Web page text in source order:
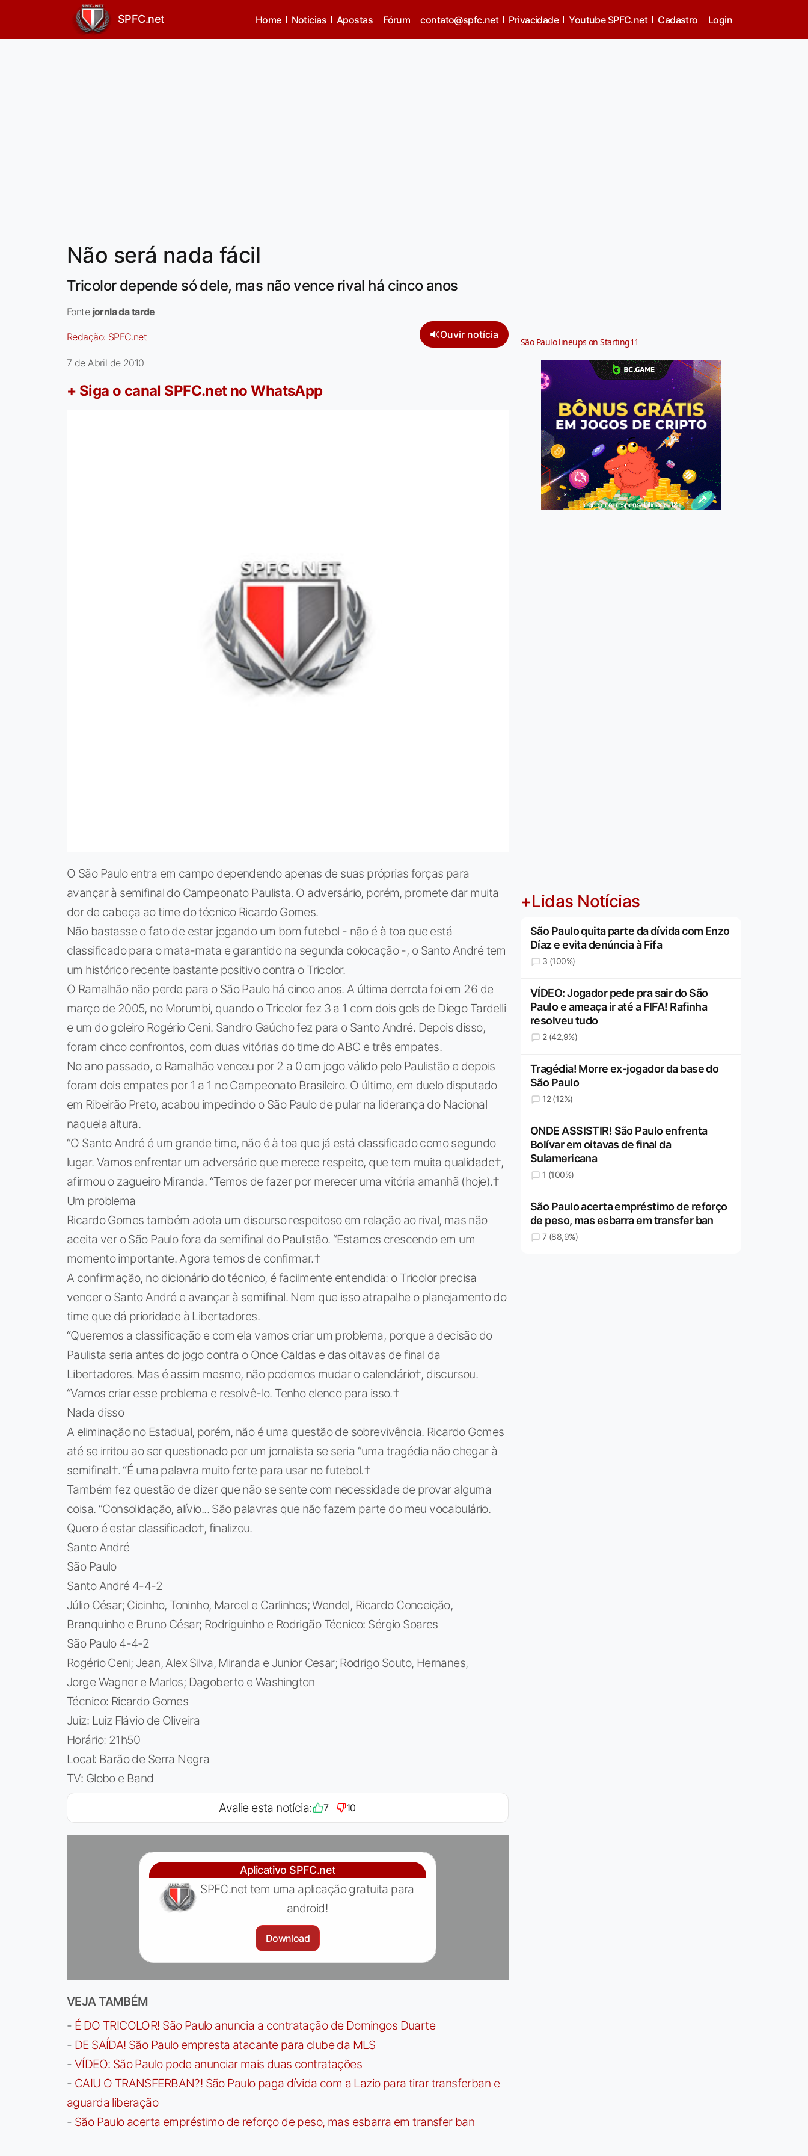
SPFC.net Home Noticias Apostas Fórum contato@spfc.net Privacidade Youtube SPFC.net Cadastro Login
Não será nada fácil
Tricolor depende só dele, mas não vence rival há cinco anos
Fonte jornla da tarde
Redação: SPFC.net 🔊Ouvir notícia
7 de Abril de 2010
+ Siga o canal SPFC.net no WhatsApp
O São Paulo entra em campo dependendo apenas de suas próprias forças para
avançar à semifinal do Campeonato Paulista. O adversário, porém, promete dar muita
dor de cabeça ao time do técnico Ricardo Gomes.
Não bastasse o fato de estar jogando um bom futebol - não é à toa que está
classificado para o mata-mata e garantido na segunda colocação -, o Santo André tem
um histórico recente bastante positivo contra o Tricolor.
O Ramalhão não perde para o São Paulo há cinco anos. A última derrota foi em 26 de
março de 2005, no Morumbi, quando o Tricolor fez 3 a 1 com dois gols de Diego Tardelli
e um do goleiro Rogério Ceni. Sandro Gaúcho fez para o Santo André. Depois disso,
foram cinco confrontos, com duas vitórias do time do ABC e três empates.
No ano passado, o Ramalhão venceu por 2 a 0 em jogo válido pelo Paulistão e depois
foram dois empates por 1 a 1 no Campeonato Brasileiro. O último, em duelo disputado
em Ribeirão Preto, acabou impedindo o São Paulo de pular na liderança do Nacional
naquela altura.
“O Santo André é um grande time, não é à toa que já está classificado como segundo
lugar. Vamos enfrentar um adversário que merece respeito, que tem muita qualidade†,
afirmou o zagueiro Miranda. “Temos de fazer por merecer uma vitória amanhã (hoje).†
Um problema
Ricardo Gomes também adota um discurso respeitoso em relação ao rival, mas não
aceita ver o São Paulo fora da semifinal do Paulistão. “Estamos crescendo em um
momento importante. Agora temos de confirmar.†
A confirmação, no dicionário do técnico, é facilmente entendida: o Tricolor precisa
vencer o Santo André e avançar à semifinal. Nem que isso atrapalhe o planejamento do
time que dá prioridade à Libertadores.
“Queremos a classificação e com ela vamos criar um problema, porque a decisão do
Paulista seria antes do jogo contra o Once Caldas e das oitavas de final da
Libertadores. Mas é assim mesmo, não podemos mudar o calendário†, discursou.
“Vamos criar esse problema e resolvê-lo. Tenho elenco para isso.†
Nada disso
A eliminação no Estadual, porém, não é uma questão de sobrevivência. Ricardo Gomes
até se irritou ao ser questionado por um jornalista se seria “uma tragédia não chegar à
semifinal†. “É uma palavra muito forte para usar no futebol.†
Também fez questão de dizer que não se sente com necessidade de provar alguma
coisa. “Consolidação, alívio... São palavras que não fazem parte do meu vocabulário.
Quero é estar classificado†, finalizou.
Santo André
São Paulo
Santo André 4-4-2
Júlio César; Cicinho, Toninho, Marcel e Carlinhos; Wendel, Ricardo Conceição,
Branquinho e Bruno César; Rodriguinho e Rodrigão Técnico: Sérgio Soares
São Paulo 4-4-2
Rogério Ceni; Jean, Alex Silva, Miranda e Junior Cesar; Rodrigo Souto, Hernanes,
Jorge Wagner e Marlos; Dagoberto e Washington
Técnico: Ricardo Gomes
Juiz: Luiz Flávio de Oliveira
Horário: 21h50
Local: Barão de Serra Negra
TV: Globo e Band
Avalie esta notícia: 7 10
Aplicativo SPFC.net
SPFC.net tem uma aplicação gratuita para
android!
Download
VEJA TAMBÉM
- É DO TRICOLOR! São Paulo anuncia a contratação de Domingos Duarte
- DE SAÍDA! São Paulo empresta atacante para clube da MLS
- VÍDEO: São Paulo pode anunciar mais duas contratações
- CAIU O TRANSFERBAN?! São Paulo paga dívida com a Lazio para tirar transferban e
aguarda liberação
- São Paulo acerta empréstimo de reforço de peso, mas esbarra em transfer ban
São Paulo lineups on Starting11
Jogue com responsabilidade. 18+
+Lidas Notícias
São Paulo quita parte da dívida com Enzo
Díaz e evita denúncia à Fifa
3 (100%)
VÍDEO: Jogador pede pra sair do São
Paulo e ameaça ir até a FIFA! Rafinha
resolveu tudo
2 (42,9%)
Tragédia! Morre ex-jogador da base do
São Paulo
12 (12%)
ONDE ASSISTIR! São Paulo enfrenta
Bolívar em oitavas de final da
Sulamericana
1 (100%)
São Paulo acerta empréstimo de reforço
de peso, mas esbarra em transfer ban
7 (88,9%)